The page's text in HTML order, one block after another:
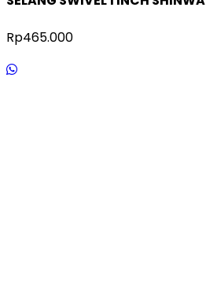
Rp465.000